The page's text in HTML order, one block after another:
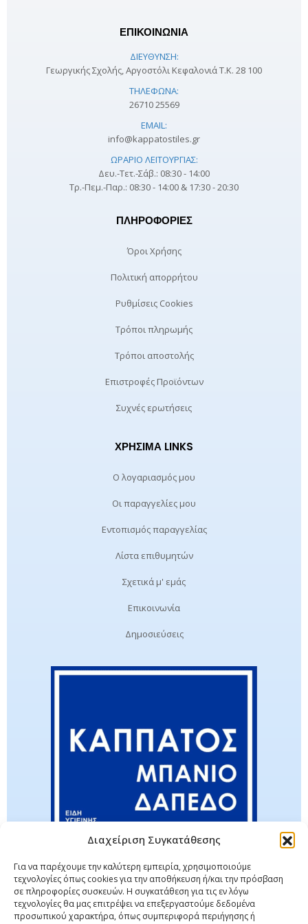
Διαχείριση Συγκατάθεσης
Για να παρέχουμε την καλύτερη εμπειρία, χρησιμοποιούμε
τεχνολογίες όπως cookies για την αποθήκευση ή/και την πρόσβαση
σε πληροφορίες συσκευών. Η συγκατάθεση για τις εν λόγω
τεχνολογίες θα μας επιτρέψει να επεξεργαστούμε δεδομένα
προσωπικού χαρακτήρα, όπως συμπεριφορά περιήγησης ή
ΕΠΙΚΟΙΝΩΝΙΑ
ΔΙΕΎΘΥΝΣΗ:
Γεωργικής Σχολής, Αργοστόλι Κεφαλονιά Τ.Κ. 28 100
ΤΗΛΈΦΩΝΑ:
26710 25569
EMAIL:
info@kappatostiles.gr
ΩΡΆΡΙΟ ΛΕΙΤΟΥΡΓΊΑΣ:
Δευ.-Τετ.-Σάβ.: 08:30 - 14:00
Τρ.-Πεμ.-Παρ.: 08:30 - 14:00 & 17:30 - 20:30
ΠΛΗΡΟΦΟΡΊΕΣ
Όροι Χρήσης
Πολιτική απορρήτου
Ρυθμίσεις Cookies
Τρόποι πληρωμής
Τρόποι αποστολής
Επιστροφές Προϊόντων
Συχνές ερωτήσεις
ΧΡΉΣΙΜΑ LINKS
Ο λογαριασμός μου
Οι παραγγελίες μου
Εντοπισμός παραγγελίας
Λίστα επιθυμητών
Σχετικά μ' εμάς
Επικοινωνία
Δημοσιεύσεις